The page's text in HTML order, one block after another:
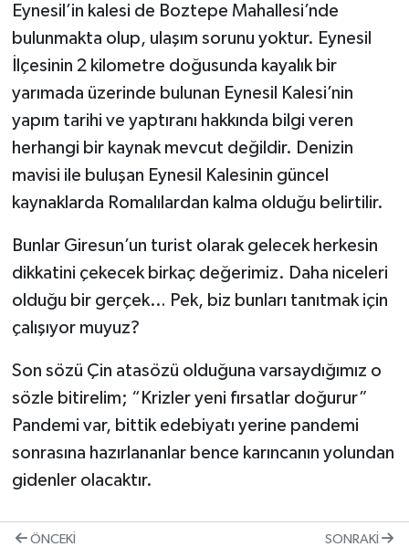
Eynesil’in kalesi de Boztepe Mahallesi’nde
bulunmakta olup, ulaşım sorunu yoktur. Eynesil
İlçesinin 2 kilometre doğusunda kayalık bir
yarımada üzerinde bulunan Eynesil Kalesi’nin
yapım tarihi ve yaptıranı hakkında bilgi veren
herhangi bir kaynak mevcut değildir. Denizin
mavisi ile buluşan Eynesil Kalesinin güncel
kaynaklarda Romalılardan kalma olduğu belirtilir.
Bunlar Giresun’un turist olarak gelecek herkesin
dikkatini çekecek birkaç değerimiz. Daha niceleri
olduğu bir gerçek… Pek, biz bunları tanıtmak için
çalışıyor muyuz?
Son sözü Çin atasözü olduğuna varsaydığımız o
sözle bitirelim; “Krizler yeni fırsatlar doğurur”
Pandemi var, bittik edebiyatı yerine pandemi
sonrasına hazırlananlar bence karıncanın yolundan
gidenler olacaktır.
ÖNCEKI SONRAKI